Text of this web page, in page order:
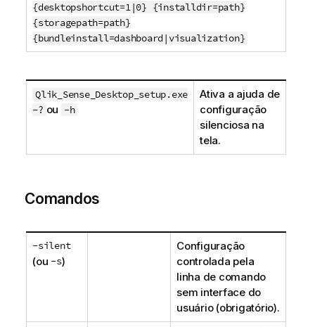
{desktopshortcut=1|0} {installdir=path}
{storagepath=path}
{bundleinstall=dashboard|visualization}
Qlik_Sense_Desktop_setup.exe
-? ou -h
Ativa a ajuda de
configuração
silenciosa na
tela.
Comandos
-silent
(ou -s)
Configuração
controlada pela
linha de comando
sem interface do
usuário (obrigatório).